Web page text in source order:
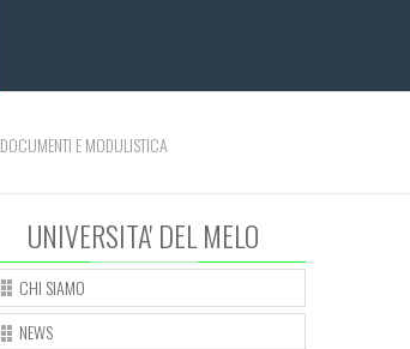
DOCUMENTI E MODULISTICA
UNIVERSITA' DEL MELO
CHI SIAMO
NEWS